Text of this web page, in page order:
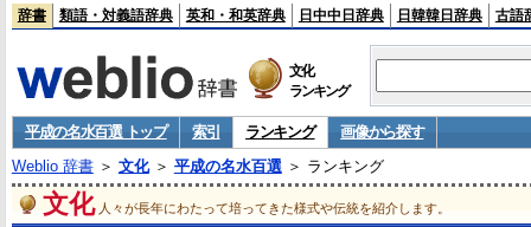
辞書 類語・対義語辞典 英和・和英辞典 日中中日辞典 日韓韓日辞典 古語
文化
ランキング
平成の名水百選 トップ 索引 ランキング
画像から探す
Weblio 辞書＞ 文化＞ 平成の名水百選＞ ランキング
文化 人々が長年にわたって培ってきた様式や伝統を紹介します。